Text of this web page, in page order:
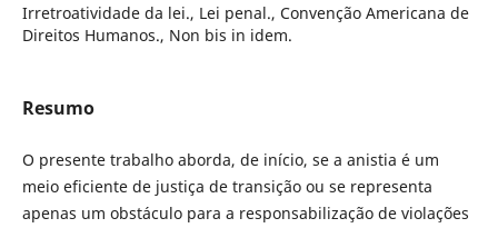
Irretroatividade da lei., Lei penal., Convenção Americana de
Direitos Humanos., Non bis in idem.
Resumo
O presente trabalho aborda, de início, se a anistia é um
meio eficiente de justiça de transição ou se representa
apenas um obstáculo para a responsabilização de violações